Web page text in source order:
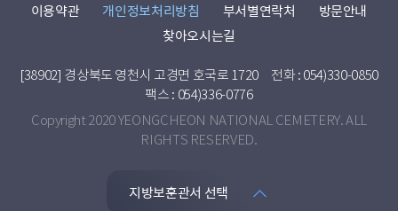
이용약관 개인정보처리방침 부서별연락처
방문안내
찾아오시는길
[38902] 경상북도 영천시 고경면 호국로 1720
전화 : 054)330-0850
팩스 : 054)336-0776
Copyright 2020 YEONGCHEON NATIONAL CEMETERY. ALL
RIGHTS RESERVED.
지방보훈관서 선택